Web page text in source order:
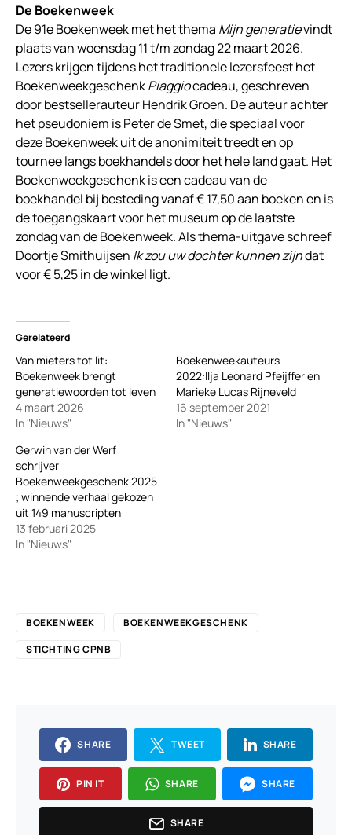
De Boekenweek
De 91e Boekenweek met het thema Mijn generatievindt
plaats van woensdag 11 t/m zondag 22 maart 2026.
Lezers krijgen tijdens het traditionele lezersfeest het
BoekenweekgeschenkPiaggiocadeau, geschreven
door bestsellerauteur Hendrik Groen. De auteur achter
het pseudoniem is Peter de Smet, die speciaal voor
deze Boekenweek uit de anonimiteit treedt en op
tournee langs boekhandels door het hele land gaat. Het
Boekenweekgeschenk is een cadeau van de
boekhandel bij besteding vanaf € 17,50 aan boeken en is
de toegangskaart voor het museum op de laatste
zondag van de Boekenweek. Als thema-uitgave schreef
Doortje Smithuijsen Ik zou uw dochter kunnen zijndat
voor € 5,25 in de winkel ligt.
Gerelateerd
Van mieters tot lit:
Boekenweek brengt
generatiewoorden tot leven
4 maart 2026
In "Nieuws"
Boekenweekauteurs
2022:Ilja Leonard Pfeijffer en
Marieke Lucas Rijneveld
16 september 2021
In "Nieuws"
Gerwin van der Werf
schrijver
Boekenweekgeschenk 2025
; winnende verhaal gekozen
uit 149 manuscripten
13 februari 2025
In "Nieuws"
BOEKENWEEK
BOEKENWEEKGESCHENK
STICHTING CPNB
SHARE TWEET SHARE
PIN IT SHARE SHARE
SHARE